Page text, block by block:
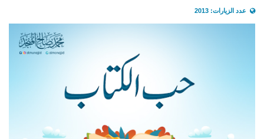
عدد الزيارات: 2013